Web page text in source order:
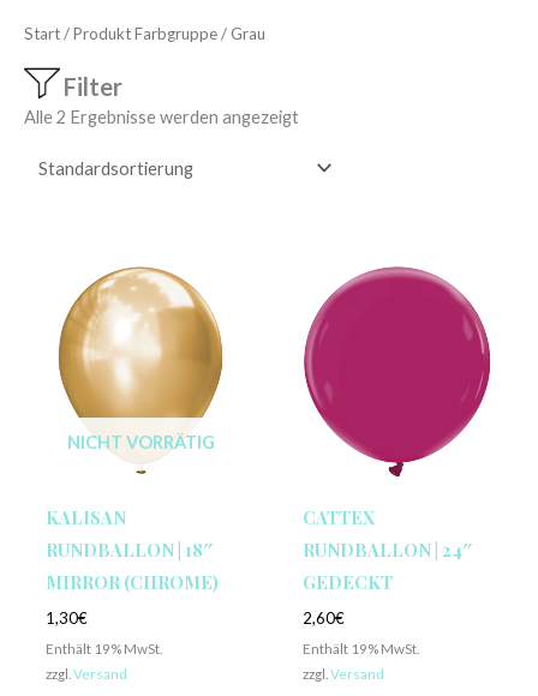
Start/ Produkt Farbgruppe / Grau
Filter
Alle 2 Ergebnisse werden angezeigt
NICHT VORRÄTIG
KALISAN
RUNDBALLON | 18″
MIRROR (CHROME)
1,30€
Enthält 19% MwSt.
zzgl. Versand
CATTEX
RUNDBALLON | 24″
GEDECKT
2,60€
Enthält 19% MwSt.
zzgl. Versand